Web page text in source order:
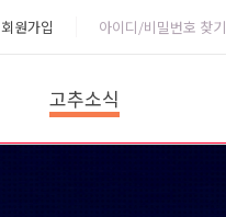
회원가입 아이디/비밀번호 찾기
고추소식